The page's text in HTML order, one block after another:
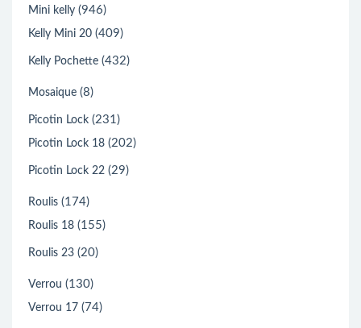
Mini kelly (946)
Kelly Mini 20 (409)
Kelly Pochette (432)
Mosaique (8)
Picotin Lock (231)
Picotin Lock 18 (202)
Picotin Lock 22 (29)
Roulis (174)
Roulis 18 (155)
Roulis 23 (20)
Verrou (130)
Verrou 17 (74)